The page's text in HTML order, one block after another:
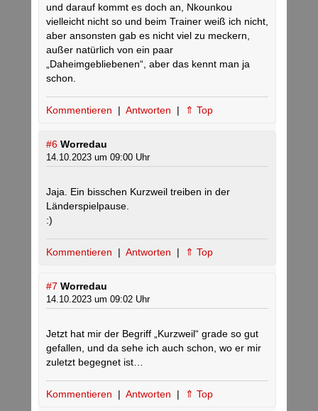
und darauf kommt es doch an, Nkounkou
vielleicht nicht so und beim Trainer weiß ich nicht,
aber ansonsten gab es nicht viel zu meckern,
außer natürlich von ein paar
„Daheimgebliebenen“, aber das kennt man ja
schon.
Kommentieren | Antworten | ⇑ Top
#6 Worredau
14.10.2023 um 09:00 Uhr
Jaja. Ein bisschen Kurzweil treiben in der
Länderspielpause.
:)
Kommentieren | Antworten | ⇑ Top
#7 Worredau
14.10.2023 um 09:02 Uhr
Jetzt hat mir der Begriff „Kurzweil“ grade so gut
gefallen, und da sehe ich auch schon, wo er mir
zuletzt begegnet ist…
Kommentieren | Antworten | ⇑ Top